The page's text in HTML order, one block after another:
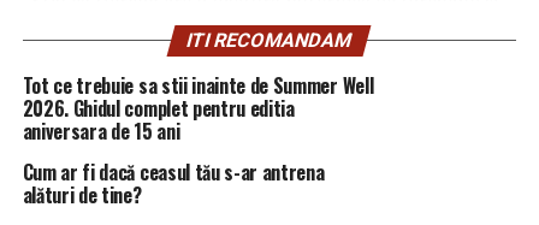
servește bine. Va trebui să-mi ajustez poziția din teren și
vom vedea ce va fi. Sunt încrezătoare”, a spus Simona
Halep, într-o conferință de presă.
AradulDeAzi.ro
ARTICOLE PE ACEIASI TEMA:
ITI RECOMANDAM
Tot ce trebuie sa stii inainte de Summer Well
2026. Ghidul complet pentru editia
aniversara de 15 ani
Cum ar fi dacă ceasul tău s-ar antrena
alături de tine?